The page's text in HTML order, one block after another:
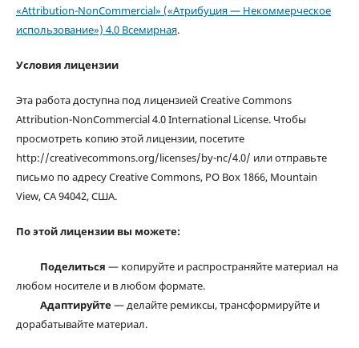
«Attribution-NonCommercial» («Атрибуция — Некоммерческое
использование») 4.0 Всемирная.
Условия лицензии
Эта работа доступна под лицензией Creative Commons
Attribution-NonCommercial 4.0 International License. Чтобы
просмотреть копию этой лицензии, посетите
http://creativecommons.org/licenses/by-nc/4.0/ или отправьте
письмо по адресу Creative Commons, PO Box 1866, Mountain
View, CA 94042, США.
По этой лицензии вы можете:
Поделиться — копируйте и распространяйте материал на
любом носителе и в любом формате.
Адаптируйте— делайте ремиксы, трансформируйте и
дорабатывайте материал.